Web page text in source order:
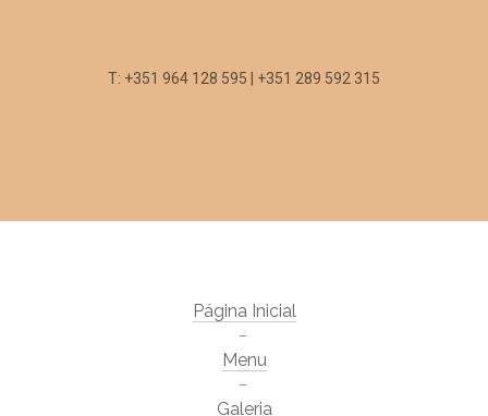
T: +351 964 128 595 | +351 289 592 315
Página Inicial
Menu
Galeria